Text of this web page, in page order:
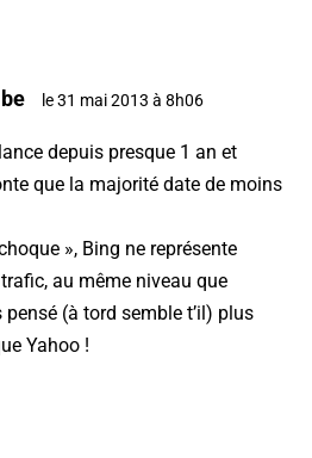
le 31 mai 2013 à 8h06
depuis presque 1 an et
que la majorité date de moins
», Bing ne représente
au même niveau que
pensé (à tord semble t’il) plus
Yahoo !